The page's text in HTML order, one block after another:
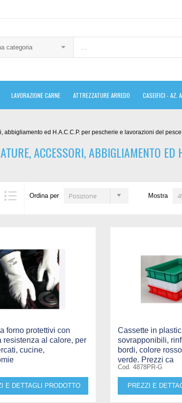
categoria
LAVORAZIONE CARNE ATTREZZATURE ARREDO CASEIFICI - AZ.
abbigliamento ed H.A.C.C.P. per pescherie e lavorazioni del
ACCESSORI, ABBIGLIAMENTO
Ordina per Posizione Mostra
forno protettivi con
resistenza al calore, per
cucine,
E DETTAGLI PRODOTTO
Cassette in
sovrapponibili,
bordi, colore
verde. Prezzi ca
Cod. 4878PR-G
PREZZI E